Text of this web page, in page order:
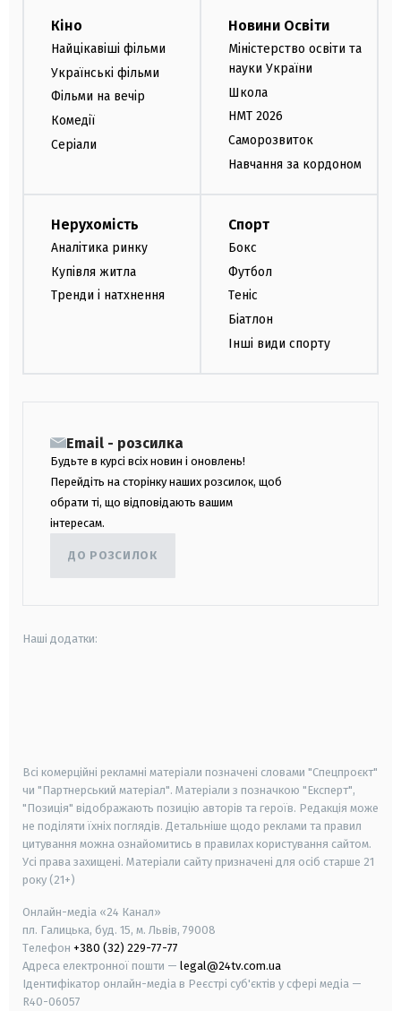
Кіно
Найцікавіші фільми
Українські фільми
Фільми на вечір
Комедії
Серіали
Новини Освіти
Міністерство освіти та
науки України
Школа
НМТ 2026
Саморозвиток
Навчання за кордоном
Нерухомість
Аналітика ринку
Купівля житла
Тренди і натхнення
Спорт
Бокс
Футбол
Теніс
Біатлон
Інші види спорту
Email - розсилка
Будьте в курсі всіх новин і оновлень!
Перейдіть на сторінку наших розсилок, щоб
обрати ті, що відповідають вашим
інтересам.
ДО РОЗСИЛОК
Наші додатки:
Всі комерційні рекламні матеріали позначені словами "Спецпроєкт"
чи "Партнерський матеріал". Матеріали з позначкою "Експерт",
"Позиція" відображають позицію авторів та героїв. Редакція може
не поділяти їхніх поглядів. Детальніше щодо реклами та правил
цитування можна ознайомитись в правилах користування сайтом.
Усі права захищені. Матеріали сайту призначені для осіб старше 21
року (21+)
Онлайн-медіа «24 Канал»
пл. Галицька, буд. 15, м. Львів, 79008
Телефон +380 (32) 229-77-77
Адреса електронної пошти — legal@24tv.com.ua
Ідентифікатор онлайн-медіа в Реєстрі суб'єктів у сфері медіа —
R40-06057